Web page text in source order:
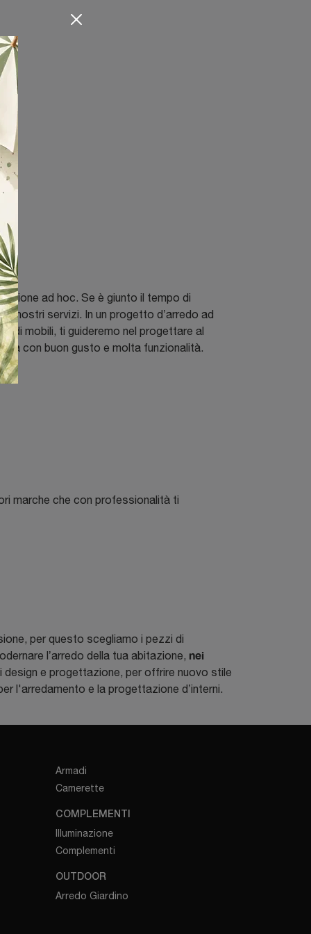
ad hoc. Se è giunto il tempo di
i nostri servizi. In un progetto d’arredo ad
di mobili, ti guideremo nel progettare al
con buon gusto e molta funzionalità.
marche che con professionalità ti
per questo scegliamo i pezzi di
l’arredo della tua abitazione, nei
e progettazione, per offrire nuovo stile
l'arredamento e la progettazione d’interni.
Armadi
Camerette
COMPLEMENTI
Illuminazione
Complementi
OUTDOOR
Arredo Giardino